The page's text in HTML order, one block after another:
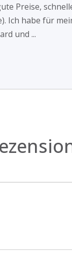
Preise,
Ich habe für
und ...